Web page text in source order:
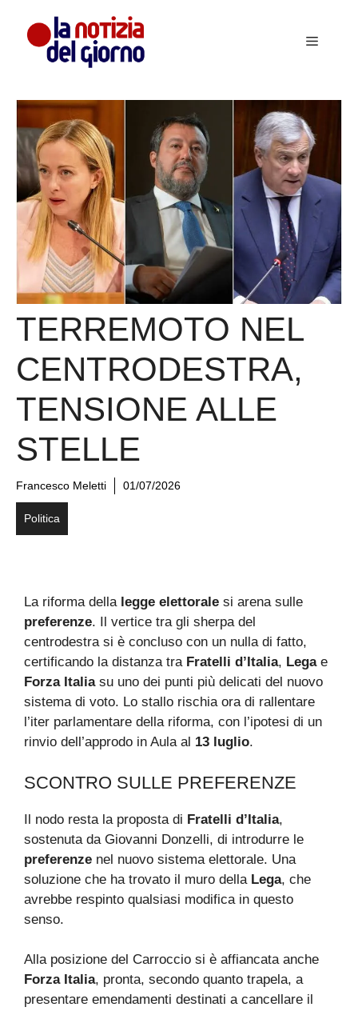
contenuto
Menu
TERREMOTO NEL
CENTRODESTRA,
TENSIONE ALLE
STELLE
Francesco Meletti 01/07/2026
Politica
La riforma della legge elettorale si arena sulle
preferenze. Il vertice tra gli sherpa del
centrodestra si è concluso con un nulla di fatto,
certificando la distanza tra Fratelli d’Italia, Legae
Forza Italiasu uno dei punti più delicati del nuovo
sistema di voto. Lo stallo rischia ora di rallentare
l’iter parlamentare della riforma, con l’ipotesi di un
rinvio dell’approdo in Aula al 13 luglio.
SCONTRO SULLE PREFERENZE
Il nodo resta la proposta di Fratelli d’Italia,
sostenuta da Giovanni Donzelli, di introdurre le
preferenze nel nuovo sistema elettorale. Una
soluzione che ha trovato il muro della Lega, che
avrebbe respinto qualsiasi modifica in questo
senso.
Alla posizione del Carroccio si è affiancata anche
Forza Italia, pronta, secondo quanto trapela, a
presentare emendamenti destinati a cancellare il